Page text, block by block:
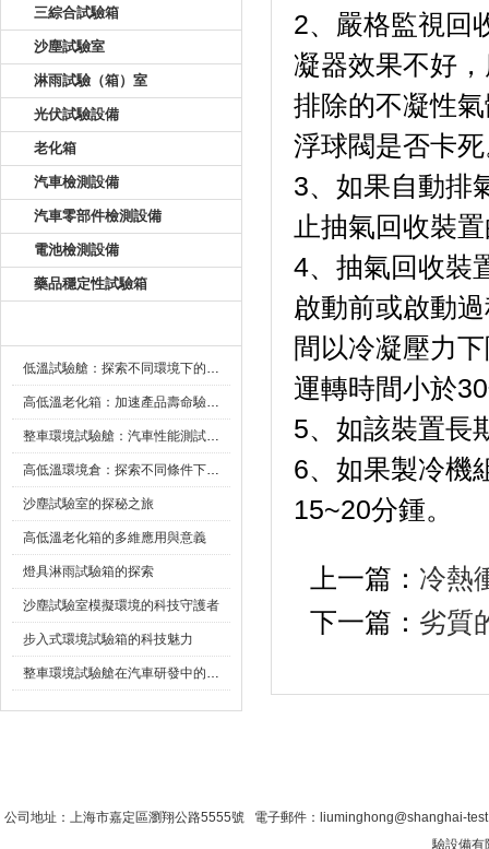
三綜合試驗箱
沙塵試驗室
淋雨試驗（箱）室
光伏試驗設備
老化箱
汽車檢測設備
汽車零部件檢測設備
電池檢測設備
藥品穩定性試驗箱
低溫試驗艙：探索不同環境下的科技邊界
高低溫老化箱：加速產品壽命驗證的可靠夥伴
整車環境試驗艙：汽車性能測試的設備
高低溫環境倉：探索不同條件下的科學奧秘
沙塵試驗室的探秘之旅
高低溫老化箱的多維應用與意義
燈具淋雨試驗箱的探索
沙塵試驗室模擬環境的科技守護者
步入式環境試驗箱的科技魅力
整車環境試驗艙在汽車研發中的作用
2、嚴格監
凝器效果不好
排除的不凝性氣
浮球閥是否卡死
3、如果自動
止抽氣回收裝置
4、抽氣回
啟動前或啟動過
間以冷凝壓力
運轉時間小於30
5、如該裝置
6、如果製
15~20分鍾。
上一篇： 冷熱
下一篇： 劣質
公司地址：上海市嘉定區瀏翔公路5555號 電子郵件：liuminghong@shanghai-
驗設備有